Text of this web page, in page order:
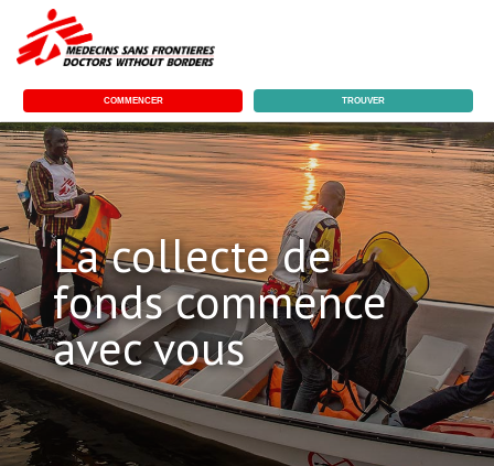
COMMENCER TROUVER
La collecte de
fonds commence
avec vous